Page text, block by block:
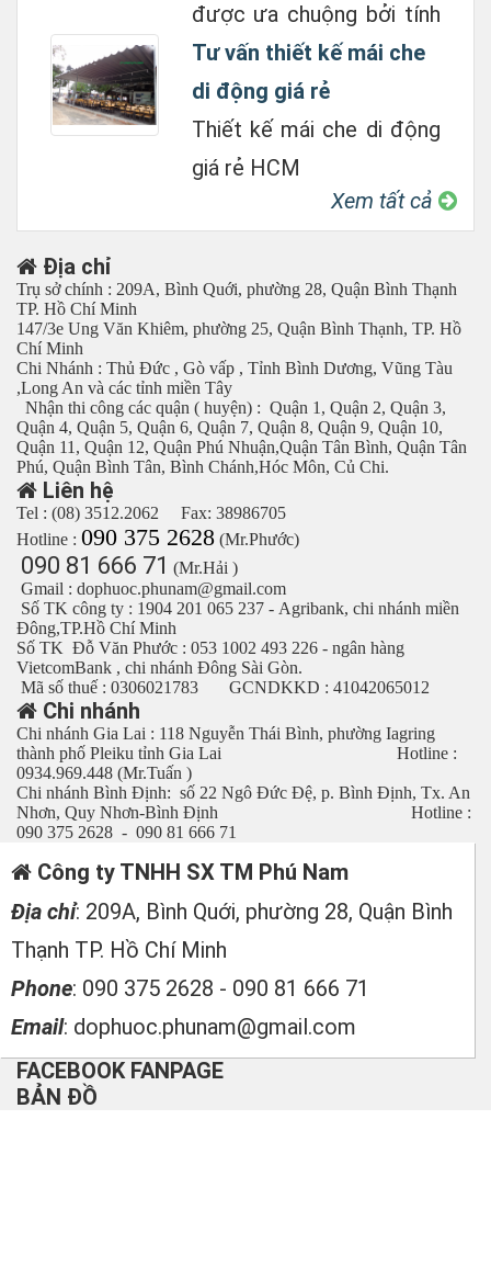
như chất lượng sản ...
được ưa chuộng bởi tính
tiện lợi, cấu trúc nguyên
bản nhỏ gọn cũng như
bền bỉ
Tư vấn thiết kế mái che
di động giá rẻ
Thiết kế mái che di động
giá rẻ HCM
Xem tất cả
Địa chỉ
Trụ sở chính : 209A, Bình Quới, phường 28, Quận Bình Thạnh
TP. Hồ Chí Minh
147/3e Ung Văn Khiêm, phường 25, Quận Bình Thạnh, TP. Hồ
Chí Minh
Chi Nhánh : Thủ Đức , Gò vấp , Tỉnh Bình Dương, Vũng Tàu
,Long An và các tỉnh miền Tây
Nhận thi công các quận ( huyện) : Quận 1, Quận 2, Quận 3,
Quận 4, Quận 5, Quận 6, Quận 7, Quận 8, Quận 9, Quận 10,
Quận 11, Quận 12, Quận Phú Nhuận,Quận Tân Bình, Quận Tân
Phú, Quận Bình Tân, Bình Chánh,Hóc Môn, Củ Chi.
Liên hệ
Tel : (08) 3512.2062 Fax: 38986705
Hotline : 090 375 2628 (Mr.Phước)
090 81 666 71 (Mr.Hải )
Gmail : dophuoc.phunam@gmail.com
Số TK công ty : 1904 201 065 237 - Agribank, chi nhánh miền
Đông,TP.Hồ Chí Minh
Số TK Đỗ Văn Phước : 053 1002 493 226 - ngân hàng
VietcomBank , chi nhánh Đông Sài Gòn.
Mã số thuế : 0306021783 GCNDKKD : 41042065012
Chi nhánh
Chi nhánh Gia Lai : 118 Nguyễn Thái Bình, phường Iagring
thành phố Pleiku tỉnh Gia Lai Hotline :
0934.969.448 (Mr.Tuấn )
Chi nhánh Bình Định: số 22 Ngô Đức Đệ, p. Bình Định, Tx. An
Nhơn, Quy Nhơn-Bình Định Hotline :
090 375 2628 - 090 81 666 71
Công ty TNHH SX TM Phú Nam
Địa chỉ: 209A, Bình Quới, phường 28, Quận Bình
Thạnh TP. Hồ Chí Minh
Phone: 090 375 2628 - 090 81 666 71
Email: dophuoc.phunam@gmail.com
FACEBOOK FANPAGE
BẢN ĐỒ